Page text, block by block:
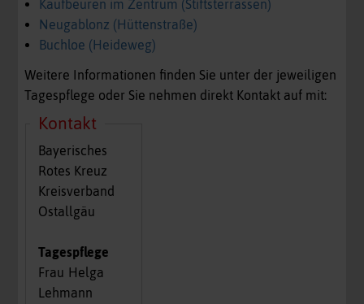
Kaufbeuren im Zentrum (Stiftsterrassen)
Neugablonz (Hüttenstraße)
Buchloe (Heideweg)
Weitere Informationen finden Sie unter der jeweiligen
Tagespflege oder Sie nehmen direkt Kontakt auf mit:
Kontakt
Bayerisches
Rotes Kreuz
Kreisverband
Ostallgäu
Tagespflege
Frau Helga
Lehmann